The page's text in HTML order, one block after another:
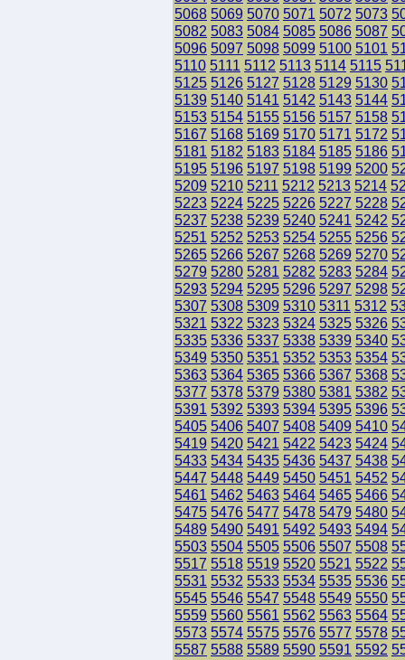
5068 5069 5070 5071 5072 5073
5082 5083 5084 5085 5086 5087
5096 5097 5098 5099 5100 5101
5110 5111 5112 5113 5114 5115
5125 5126 5127 5128 5129 5130
5139 5140 5141 5142 5143 5144
5153 5154 5155 5156 5157 5158
5167 5168 5169 5170 5171 5172
5181 5182 5183 5184 5185 5186
5195 5196 5197 5198 5199 5200
5209 5210 5211 5212 5213 5214
5223 5224 5225 5226 5227 5228
5237 5238 5239 5240 5241 5242
5251 5252 5253 5254 5255 5256
5265 5266 5267 5268 5269 5270
5279 5280 5281 5282 5283 5284
5293 5294 5295 5296 5297 5298
5307 5308 5309 5310 5311 5312
5321 5322 5323 5324 5325 5326
5335 5336 5337 5338 5339 5340
5349 5350 5351 5352 5353 5354
5363 5364 5365 5366 5367 5368
5377 5378 5379 5380 5381 5382
5391 5392 5393 5394 5395 5396
5405 5406 5407 5408 5409 5410
5419 5420 5421 5422 5423 5424
5433 5434 5435 5436 5437 5438
5447 5448 5449 5450 5451 5452
5461 5462 5463 5464 5465 5466
5475 5476 5477 5478 5479 5480
5489 5490 5491 5492 5493 5494
5503 5504 5505 5506 5507 5508
5517 5518 5519 5520 5521 5522
5531 5532 5533 5534 5535 5536
5545 5546 5547 5548 5549 5550
5559 5560 5561 5562 5563 5564
5573 5574 5575 5576 5577 5578
5587 5588 5589 5590 5591 5592